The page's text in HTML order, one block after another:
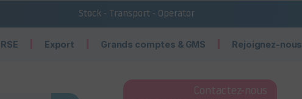
Stock - Transport - Operator
Export Grands comptes & GMS Rejoignez-nous
Contactez-nous